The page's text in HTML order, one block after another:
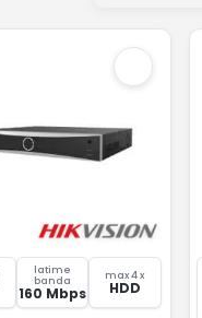
latime
banda
160 Mbps
max 4 x
HDD